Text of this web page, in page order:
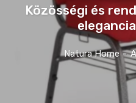
Közösségi és
Natura Home -